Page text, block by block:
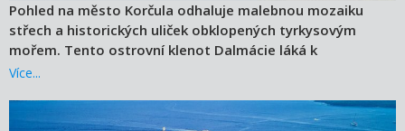
Pohled na město Korčula odhaluje malebnou mozaiku
střech a historických uliček obklopených tyrkysovým
mořem. Tento ostrovní klenot Dalmácie láká k
procházkám i relaxaci u vody.
Více...